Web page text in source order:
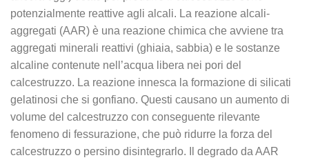
potenzialmente reattive agli alcali. La reazione alcali-
aggregati (AAR) è una reazione chimica che avviene tra
aggregati minerali reattivi (ghiaia, sabbia) e le sostanze
alcaline contenute nell’acqua libera nei pori del
calcestruzzo. La reazione innesca la formazione di silicati
gelatinosi che si gonfiano. Questi causano un aumento di
volume del calcestruzzo con conseguente rilevante
fenomeno di fessurazione, che può ridurre la forza del
calcestruzzo o persino disintegrarlo. Il degrado da AAR